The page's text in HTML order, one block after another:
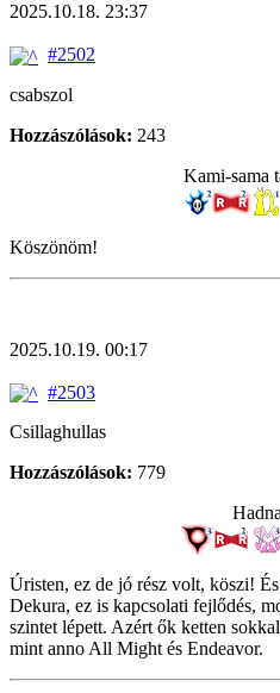
2025.10.18. 23:37
#2502
csabszol
Hozzászólások: 243
Kami-sama
Köszönöm!
2025.10.19. 00:17
#2503
Csillaghullas
Hozzászólások: 779
Úristen, ez de jó rész volt, köszi!
Dekura, ez is kapcsolati fejlődés,
szintet lépett. Azért ők ketten
mint anno All Might és Endeavor.